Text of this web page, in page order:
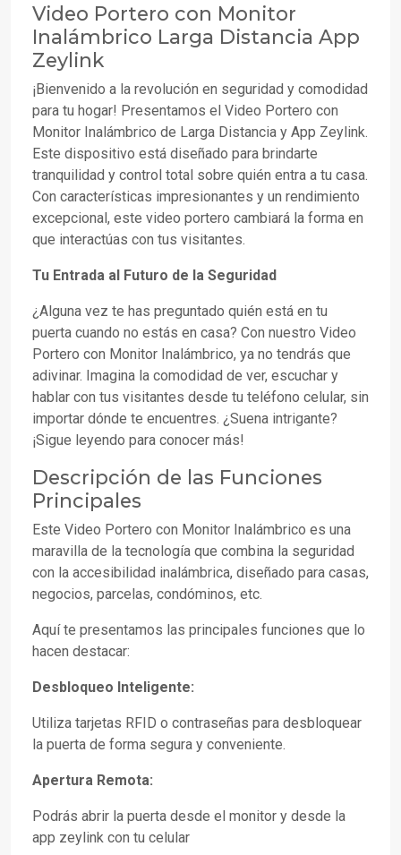
Video Portero con Monitor
Inalámbrico Larga Distancia App
Zeylink
¡Bienvenido a la revolución en seguridad y comodidad
para tu hogar! Presentamos el Video Portero con
Monitor Inalámbrico de Larga Distancia y App Zeylink.
Este dispositivo está diseñado para brindarte
tranquilidad y control total sobre quién entra a tu casa.
Con características impresionantes y un rendimiento
excepcional, este video portero cambiará la forma en
que interactúas con tus visitantes.
Tu Entrada al Futuro de la Seguridad
¿Alguna vez te has preguntado quién está en tu
puerta cuando no estás en casa? Con nuestro Video
Portero con Monitor Inalámbrico, ya no tendrás que
adivinar. Imagina la comodidad de ver, escuchar y
hablar con tus visitantes desde tu teléfono celular, sin
importar dónde te encuentres. ¿Suena intrigante?
¡Sigue leyendo para conocer más!
Descripción de las Funciones
Principales
Este Video Portero con Monitor Inalámbrico es una
maravilla de la tecnología que combina la seguridad
con la accesibilidad inalámbrica, diseñado para casas,
negocios, parcelas, condóminos, etc.
Aquí te presentamos las principales funciones que lo
hacen destacar:
Desbloqueo Inteligente:
Utiliza tarjetas RFID o contraseñas para desbloquear
la puerta de forma segura y conveniente.
Apertura Remota:
Podrás abrir la puerta desde el monitor y desde la
app zeylink con tu celular